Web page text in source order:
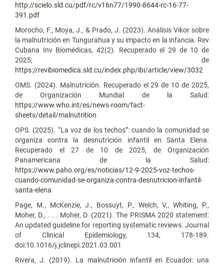
http://scielo.sld.cu/pdf/rc/v16n77/1990-8644-rc-16-77-
391.pdf
Morocho, F., Moya, J., & Prado, J. (2023). Análisis Vikor sobre
la malnutrición en Tungurahua y su impacto en la infancia. Rev
Cubana Inv Biomédicas, 42(2). Recuperado el 29 de 10 de
2025, de
https://revibiomedica.sld.cu/index.php/ibi/article/view/3032
OMS. (2024). Malnutrición. Recuperado el 29 de 10 de 2025,
de Organización Mundial de la Salud:
https://www.who.int/es/news-room/fact-
sheets/detail/malnutrition
OPS. (2025). “La voz de los techos”: cuando la comunidad se
organiza contra la desnutrición infantil en Santa Elena.
Recuperado el 27 de 10 de 2025, de Organización
Panamericana de la Salud:
https://www.paho.org/es/noticias/12-9-2025-voz-techos-
cuando-comunidad-se-organiza-contra-desnutricion-infantil-
santa-elena
Page, M., McKenzie, J., Bossuyt, P., Welch, V., Whiting, P.,
Moher, D., . . . Moher, D. (2021). The PRISMA 2020 statement:
An updated guideline for reporting systematic reviews. Journal
of Clinical Epidemiology, 134, 178-189.
doi:10.1016/j.jclinepi.2021.03.001
Rivera, J. (2019). La malnutrición infantil en Ecuador: una